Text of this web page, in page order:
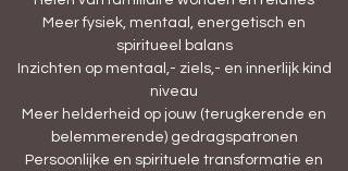
Meer fysiek, mentaal, energetisch en
spiritueel balans
Inzichten op mentaal,- ziels,- en innerlijk kind
niveau
Meer helderheid op jouw (terugkerende en
belemmerende) gedragspatronen
Persoonlijke en spirituele transformatie en